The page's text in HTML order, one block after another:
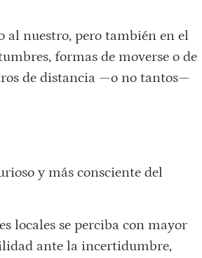
al nuestro, pero también en el
formas de moverse o de
de distancia —o no tantos—
y más consciente del
locales se perciba con mayor
ante la incertidumbre,